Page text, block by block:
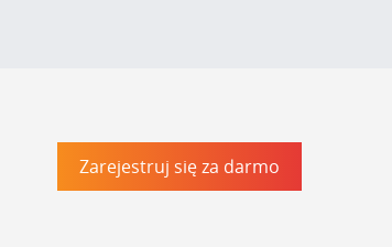
Zarejestruj się za darmo